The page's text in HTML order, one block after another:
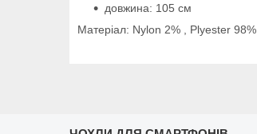
довжина: 105 см
Матеріал: Nylon 2% , Plyester 98%